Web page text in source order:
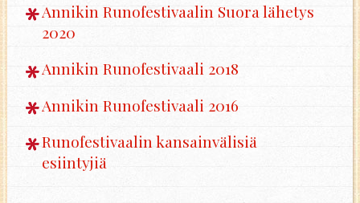
Annikin Runofestivaalin Suora lähetys
2020
Annikin Runofestivaali 2018
Annikin Runofestivaali 2016
Runofestivaalin kansainvälisiä
esiintyjiä